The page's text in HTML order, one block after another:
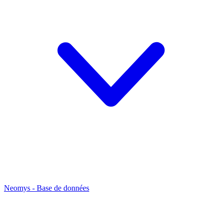
Neomys - Base de données